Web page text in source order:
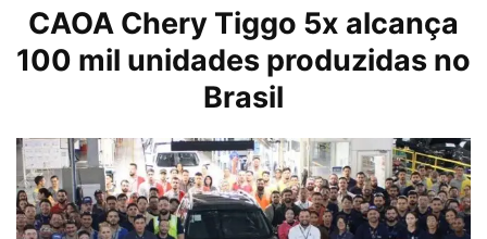
CAOA Chery Tiggo 5x alcança
100 mil unidades produzidas no
Brasil